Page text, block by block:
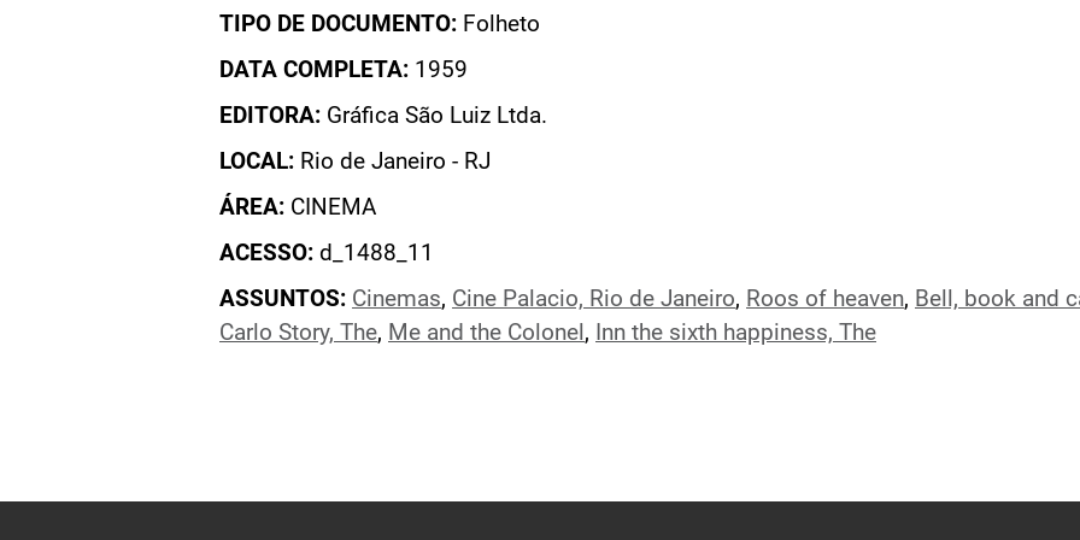
TIPO DE DOCUMENTO: Folheto
DATA COMPLETA: 1959
EDITORA: Gráfica São Luiz Ltda.
LOCAL: Rio de Janeiro - RJ
ÁREA: CINEMA
ACESSO: d_1488_11
ASSUNTOS: Cinemas, Cine Palacio, Rio de Janeiro, Roos of heaven, Bell, book and
Carlo Story, The, Me and the Colonel , Inn the sixth happiness, The